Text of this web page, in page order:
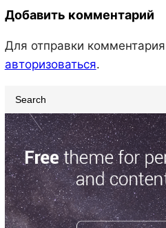
Добавить комментарий
Для отправки
авторизоваться.
e
a
r
c
h